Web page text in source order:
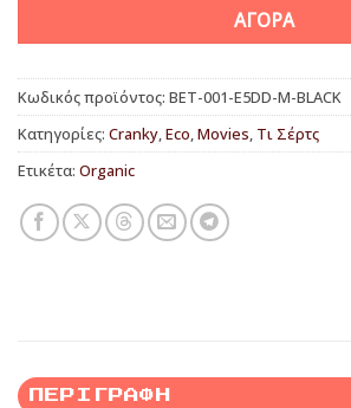
ΑΓΟΡΑ
Κωδικός προϊόντος: BET-001-E5DD-M-BLACK
Κατηγορίες: Cranky,Eco,Movies, Τι Σέρτς
Ετικέτα: Organic
ΠΕΡΙΓΡΑΦΉ